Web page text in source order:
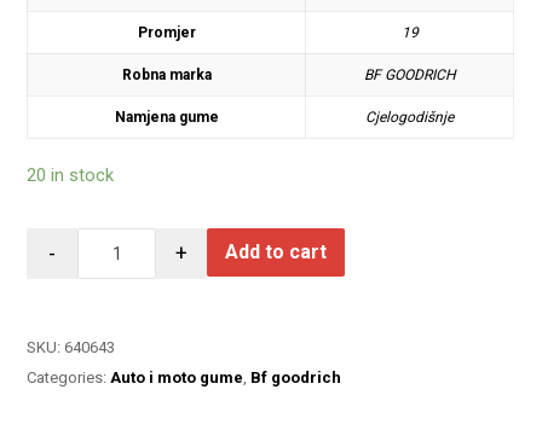
Promjer 19
Robna marka BF GOODRICH
Namjena gume Cjelogodišnje
20 in stock
- + Add to cart
SKU:640643
Categories:Auto i moto gume, Bf goodrich